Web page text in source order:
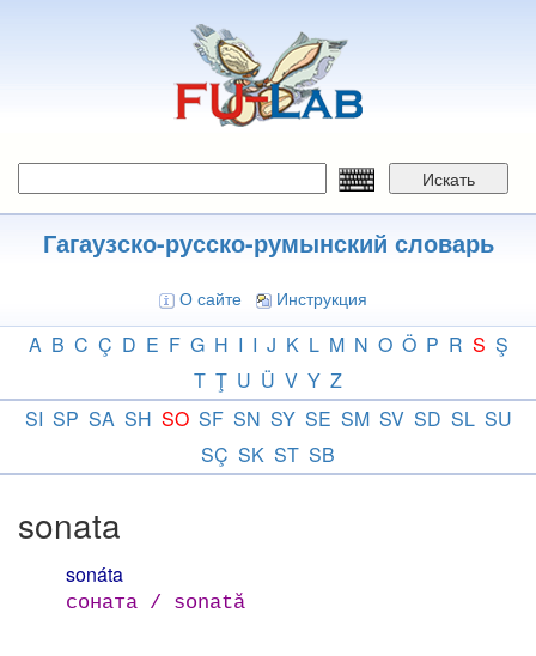
Искать
Гагаузско-русско-румынский словарь
О сайте Инструкция
A B C Ç D E F G H I I J K L M N O Ö P R S Ş
T Ţ U Ü V Y Z
SI SP SA SH SO SF SN SY SE SM SV SD SL SU
SÇ SK ST SB
sonata
sonáta
соната / sonată